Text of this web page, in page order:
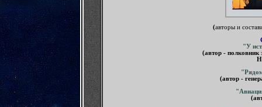
(авторы и
"У
(автор - полковник
(автор -